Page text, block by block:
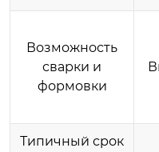
Возможность
сварки и
формовки
Типичный срок